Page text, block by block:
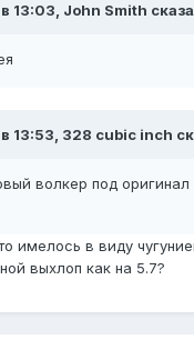
13:03, John Smith
13:53, 328 cubic inch
волкер под оригинал
имелось в виду
выхлоп как на 5.7?